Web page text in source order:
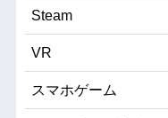
Steam
VR
スマホゲーム